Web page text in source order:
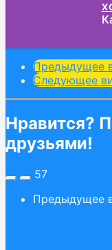
Post
Pagination
Предыдущее
Следующее
Нравится?
друзьями!
57
Предыдущее